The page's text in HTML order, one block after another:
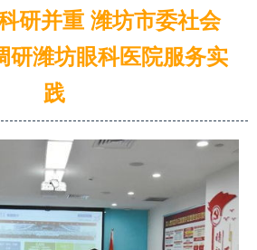
研并重 潍坊市委社会
研潍坊眼科医院服务实
践